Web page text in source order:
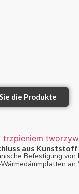
die Produkte
aus Kunststoff
Befestigung
an